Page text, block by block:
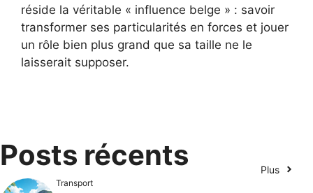
réside la véritable « influence belge » : savoir
transformer ses particularités en forces et jouer
un rôle bien plus grand que sa taille ne le
laisserait supposer.
Posts récents Plus
Transport